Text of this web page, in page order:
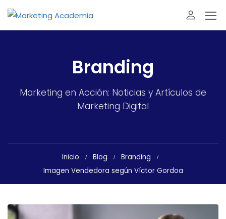
Branding
Marketing en Acción: Noticias y Artículos de
Marketing Digital
Inicio Blog
Branding
Imagen Vendedora según Víctor Gordoa